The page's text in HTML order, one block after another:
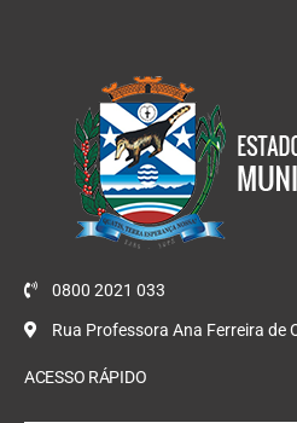
0800 2021 033
Rua Professora Ana Ferreira de
ACESSO RÁPIDO